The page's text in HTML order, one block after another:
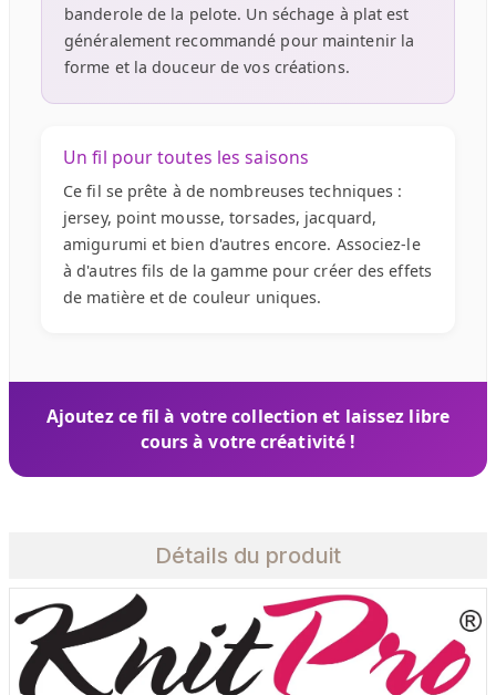
banderole de la pelote. Un séchage à plat est
généralement recommandé pour maintenir la
forme et la douceur de vos créations.
Un fil pour toutes les saisons
Ce fil se prête à de nombreuses techniques :
jersey, point mousse, torsades, jacquard,
amigurumi et bien d'autres encore. Associez-le
à d'autres fils de la gamme pour créer des effets
de matière et de couleur uniques.
Ajoutez ce fil à votre collection et laissez libre
cours à votre créativité !
Détails du produit